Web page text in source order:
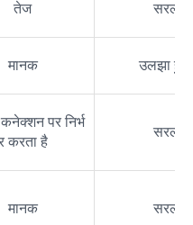
तेज सरल
मानक उलझा हुआ
पर निर्भ
करता है
सरल
मानक सरल